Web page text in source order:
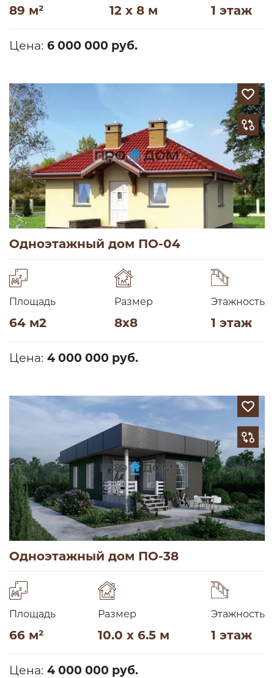
89 м² 12 x 8 м 1 этаж
Цена: 6 000 000 руб.
Одноэтажный дом ПО-04
Площадь
64 м2
Размер
8х8
Этажность
1 этаж
Цена: 4 000 000 руб.
Одноэтажный дом ПО-38
Площадь
66 м²
Размер
10.0 x 6.5 м
Этажность
1 этаж
Цена: 4 000 000 руб.